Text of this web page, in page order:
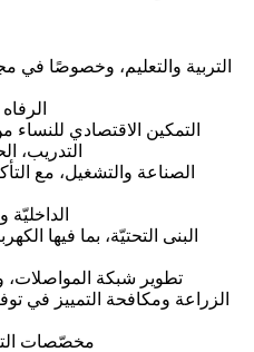
التربية والتعليم، وخصوصًا في
التمكين الاقتصادي للنساء
التدريب،
الصناعة والتشغيل، مع
البنى التحتيّة، بما فيها
تطوير شبكة المواصلات،
الزراعة ومكافحة التمييز في
مخصّصات